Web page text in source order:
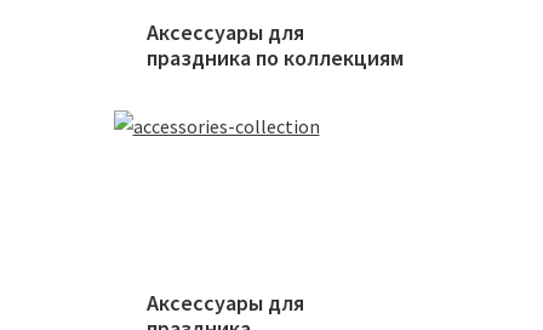
Аксессуары для
праздника по коллекциям
Аксессуары для